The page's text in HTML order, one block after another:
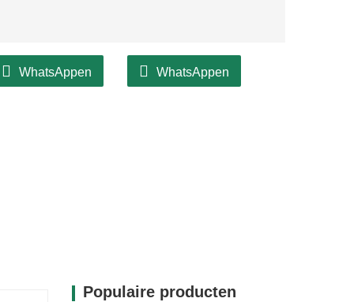
WhatsAppen WhatsAppen
Populaire producten